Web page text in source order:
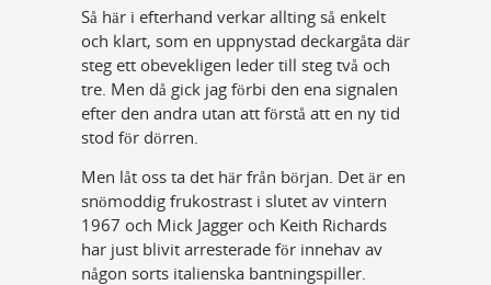
Så här i efterhand verkar allting så enkelt
och klart, som en uppnystad deckargåta där
steg ett obevekligen leder till steg två och
tre. Men då gick jag förbi den ena signalen
efter den andra utan att förstå att en ny tid
stod för dörren.
Men låt oss ta det här från början. Det är en
snömoddig frukostrast i slutet av vintern
1967 och Mick Jagger och Keith Richards
har just blivit arresterade för innehav av
någon sorts italienska bantningspiller.